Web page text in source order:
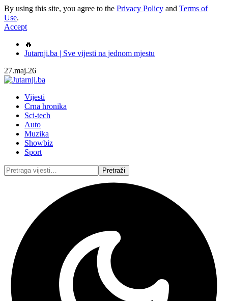
By using this site, you agree to the Privacy Policy and Terms of
Use.
Accept
🔥
Jutarnji.ba | Sve vijesti na jednom mjestu
27.maj.26
Vijesti
Crna hronika
Sci-tech
Auto
Muzika
Showbiz
Sport